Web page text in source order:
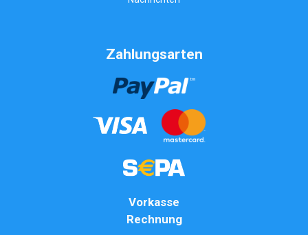
Zahlungsarten
Vorkasse
Rechnung